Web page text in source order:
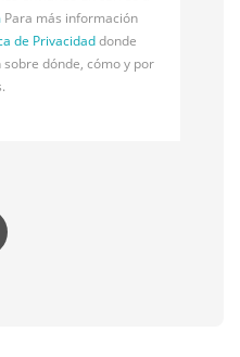
Para más información
de Privacidaddonde
dónde, cómo y por